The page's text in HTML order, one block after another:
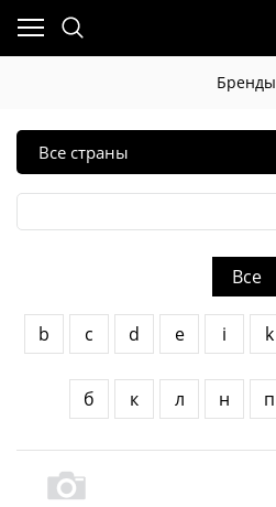
Бренды
Все
b c d e i k
б к л н п